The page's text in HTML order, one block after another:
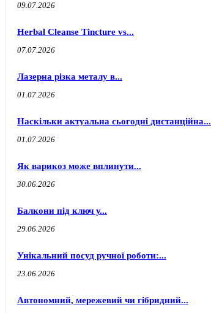
09.07.2026
Herbal Cleanse Tincture vs...
07.07.2026
Лазерна різка металу в...
01.07.2026
Наскільки актуальна сьогодні дистанційна...
01.07.2026
Як варикоз може вплинути...
30.06.2026
Балкони під ключ у...
29.06.2026
Унікальний посуд ручної роботи:...
23.06.2026
Автономний, мережевий чи гібридний...